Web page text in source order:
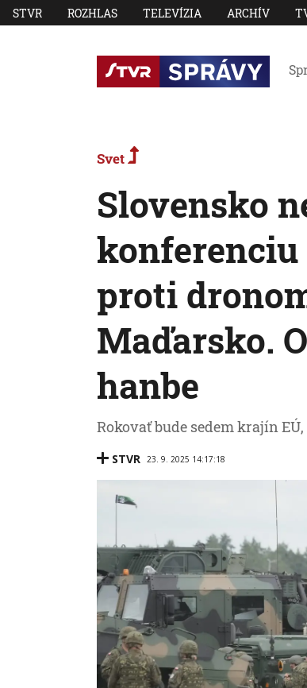
STVR ROZHLAS TELEVÍZIA ARCHÍV
Svet
Slovensko
proti
Maďarsko.
hanbe
Rokovať bude sedem krajín
STVR 23. 9. 2025 14:17:18